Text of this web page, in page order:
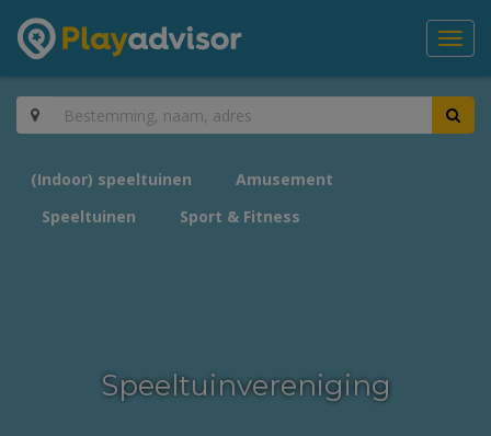
(Indoor) speeltuinen
Amusement
Speeltuinen
Sport & Fitness
Speeltuinvereniging